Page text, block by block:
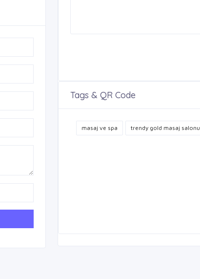
Tags & QR Code
masaj ve spa trendy gold masaj salonu